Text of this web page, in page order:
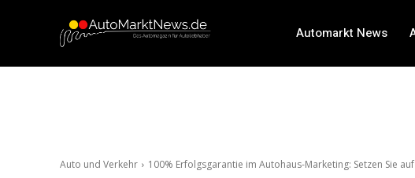
Automarkt News
Auto und Verkehr 100% Erfolgsgarantie im Autohaus-Marketing: Setzen Sie